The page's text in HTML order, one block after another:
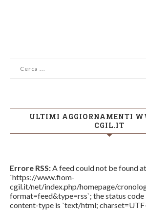
ULTIMI AGGIORNAMENTI
CGIL.IT
Errore RSS:A feed could not be found at
`https://www.fiom-
cgil.it/net/index.php/homepage/
format=feed&type=rss`; the status code
content-type is `text/html;